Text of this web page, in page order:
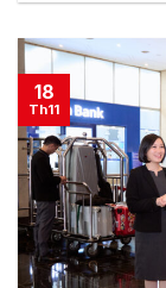
18
Th11